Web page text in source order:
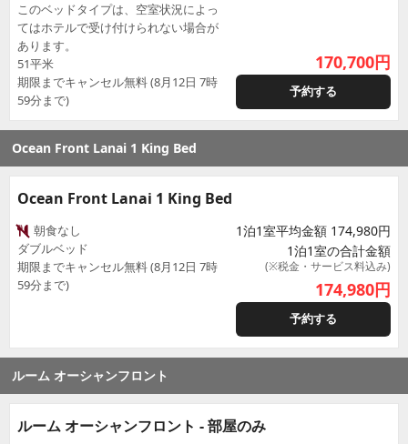
このベッドタイプは、空室状況によっ
てはホテルで受け付けられない場合が
あります。
51平米
期限までキャンセル無料 (8月12日 7時
59分まで)
170,700円
予約する
Ocean Front Lanai 1 King Bed
Ocean Front Lanai 1 King Bed
朝食なし
ダブルベッド
期限までキャンセル無料 (8月12日 7時
59分まで)
1泊1室平均金額 174,980円
1泊1室の合計金額
(※税金・サービス料込み)
174,980円
予約する
ルーム オーシャンフロント
ルーム オーシャンフロント - 部屋のみ